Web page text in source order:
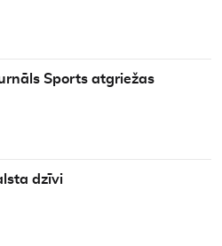
Sports atgriežas
dzīvi